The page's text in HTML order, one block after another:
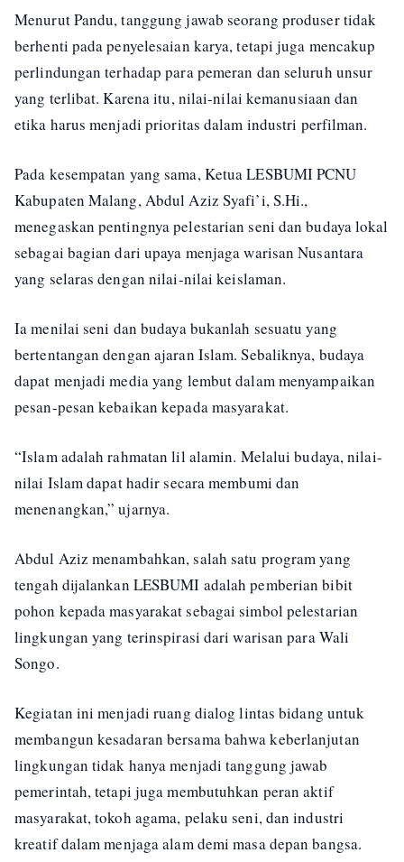
Menurut Pandu, tanggung jawab seorang produser tidak
berhenti pada penyelesaian karya, tetapi juga mencakup
perlindungan terhadap para pemeran dan seluruh unsur
yang terlibat. Karena itu, nilai-nilai kemanusiaan dan
etika harus menjadi prioritas dalam industri perfilman.
Pada kesempatan yang sama, Ketua LESBUMI PCNU
Kabupaten Malang, Abdul Aziz Syafi’i, S.Hi.,
menegaskan pentingnya pelestarian seni dan budaya lokal
sebagai bagian dari upaya menjaga warisan Nusantara
yang selaras dengan nilai-nilai keislaman.
Ia menilai seni dan budaya bukanlah sesuatu yang
bertentangan dengan ajaran Islam. Sebaliknya, budaya
dapat menjadi media yang lembut dalam menyampaikan
pesan-pesan kebaikan kepada masyarakat.
“Islam adalah rahmatan lil alamin. Melalui budaya, nilai-
nilai Islam dapat hadir secara membumi dan
menenangkan,” ujarnya.
Abdul Aziz menambahkan, salah satu program yang
tengah dijalankan LESBUMI adalah pemberian bibit
pohon kepada masyarakat sebagai simbol pelestarian
lingkungan yang terinspirasi dari warisan para Wali
Songo.
Kegiatan ini menjadi ruang dialog lintas bidang untuk
membangun kesadaran bersama bahwa keberlanjutan
lingkungan tidak hanya menjadi tanggung jawab
pemerintah, tetapi juga membutuhkan peran aktif
masyarakat, tokoh agama, pelaku seni, dan industri
kreatif dalam menjaga alam demi masa depan bangsa.